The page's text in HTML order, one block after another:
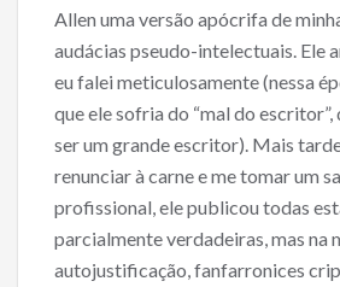
Allen uma versão apócrifa de
audácias pseudo-intelectuais. Ele
eu falei meticulosamente (nessa
que ele sofria do “mal do escritor”,
ser um grande escritor). Mais
renunciar à carne e me tomar um
profissional, ele publicou todas
parcialmente verdadeiras, mas na
autojustificação, fanfarronices